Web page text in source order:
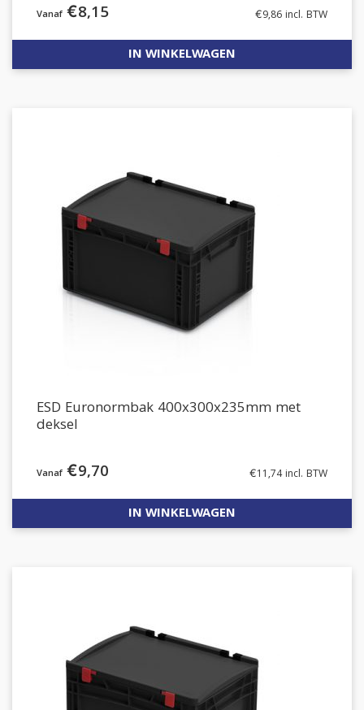
€8,15 €9,86 incl. BTW
IN WINKELWAGEN
ESD Euronormbak 400x300x235mm met
deksel
€9,70 €11,74incl. BTW
IN WINKELWAGEN